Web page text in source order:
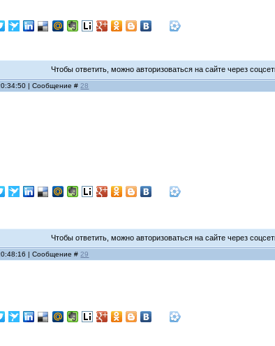
Чтобы ответить, можно авторизоваться на сайте через
| Сообщение # 28
Чтобы ответить, можно авторизоваться на сайте через
| Сообщение # 29